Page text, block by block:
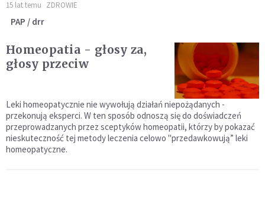
15 lat temu ZDROWIE
PAP / drr
Homeopatia - głosy za,
głosy przeciw
Leki homeopatycznie nie wywołują działań niepożądanych -
przekonują eksperci. W ten sposób odnoszą się do doświadczeń
przeprowadzanych przez sceptyków homeopatii, którzy by pokazać
nieskuteczność tej metody leczenia celowo "przedawkowują” leki
homeopatyczne.